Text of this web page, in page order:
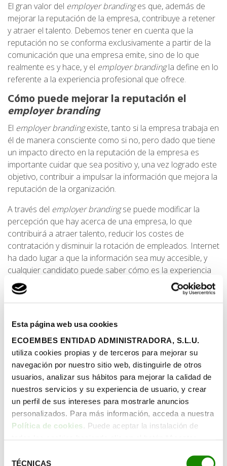
Esta página web usa cookies
ECOEMBES ENTIDAD ADMINISTRADORA, S.L.U.
utiliza cookies propias y de terceros para mejorar su
navegación por nuestro sitio web, distinguirle de otros
usuarios, analizar sus hábitos para mejorar la calidad de
nuestros servicios y su experiencia de usuario, y crear
un perfil de sus intereses para mostrarle anuncios
personalizados. Para más información, acceda a nuestra
Política de cookies. Puede aceptar la instalación de
botón “Configurar cookies”, o rechazar su instalación,
TÉCNICAS
El gran valor del employer brandinges que, además de
mejorar la reputación de la empresa, contribuye a retener
y atraer el talento. Debemos tener en cuenta que la
reputación no se conforma exclusivamente a partir de la
comunicación que una empresa emite, sino de lo que
realmente es y hace, y el employer brandingla define en lo
referente a la experiencia profesional que ofrece.
Cómo puede mejorar la reputación el
employer branding
El employer brandingexiste, tanto si la empresa trabaja en
él de manera consciente como si no, pero dado que tiene
un impacto directo en la reputación de la empresa es
importante cuidar que sea positivo y, una vez logrado este
objetivo, contribuir a impulsar la información que mejora la
reputación de la organización.
A través del employer brandingse puede modificar la
percepción que hay acerca de una empresa, lo que
contribuirá a atraer talento, reducir los costes de
contratación y disminuir la rotación de empleados. Internet
ha dado lugar a que la información sea muy accesible, y
cualquier candidato puede saber cómo es la experiencia
laboral en la empresa a la que se postula si realiza las
búsquedas necesarias. Según
un estudio realizado por
CareerArc, el 87% de los candidatos a un puesto de
trabajo tiene en cuenta el
employer branding
presentarse a una oferta de empleo.
Por tanto, es imprescindible trabajar en el tipo de empresa
que se quiere ofrecer, después, de manera natural los
empleados se convertirán en embajadores. Teniendo en
cuenta que su testimonio es fruto de la experiencia, este
es el canal con mayor credibilidad con el que puede contar
una empresa.
Cómo trabajar el employer branding
employer branding
es la cultura corporativa. Transmitir los